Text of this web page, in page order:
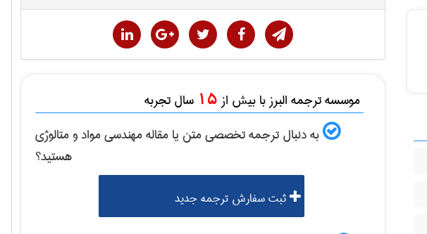
موسسه ترجمه البرز با بیش از 15 سال تجربه
به دنبال ترجمه تخصصی متن یا مقالهمهندسی مواد و متالوژی
هستید؟
ثبت سفارش ترجمه جدید